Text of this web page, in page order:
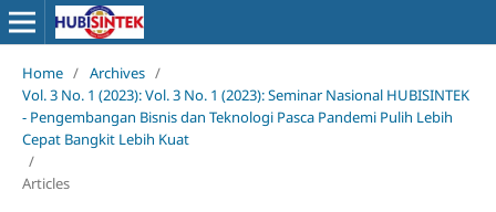
Home / Archives /
Vol. 3 No. 1 (2023): Vol. 3 No. 1 (2023): Seminar Nasional HUBISINTEK
- Pengembangan Bisnis dan Teknologi Pasca Pandemi Pulih Lebih
Cepat Bangkit Lebih Kuat
/
Articles